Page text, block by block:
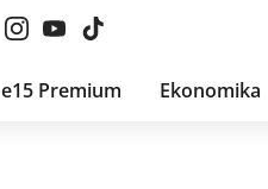
e15 Premium Ekonomika